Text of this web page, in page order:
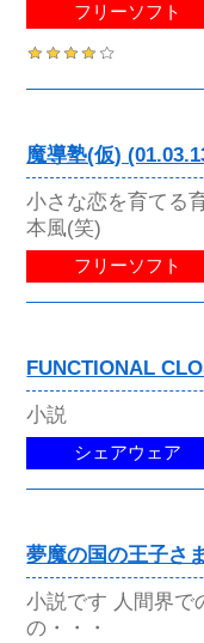
フリーソフト
魔導塾(仮)
小さな恋を育てる
本風(笑)
フリーソフト
FUNCTIONAL
小説
シェアウェア
夢魔の国の王子さ
小説です 人間界で
の・・・